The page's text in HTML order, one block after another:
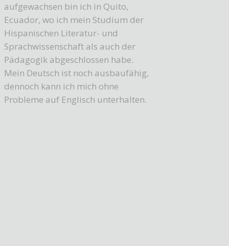
aufgewachsen bin ich in Quito,
Ecuador, wo ich mein Studium der
Hispanischen Literatur- und
Sprachwissenschaft als auch der
Pädagogik abgeschlossen habe.
Mein Deutsch ist noch ausbaufähig,
dennoch kann ich mich ohne
Probleme auf Englisch unterhalten.